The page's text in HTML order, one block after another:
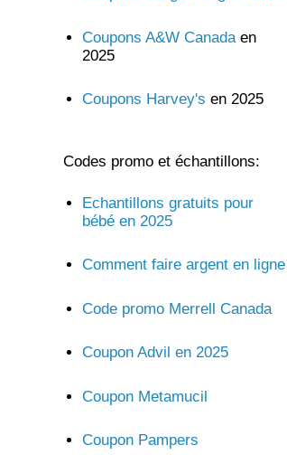
Coupons A&W Canada en
2025
Coupons Harvey's en 2025
Codes promo et échantillons:
Echantillons gratuits pour
bébé en 2025
Comment faire argent en ligne
Code promo Merrell Canada
Coupon Advil en 2025
Coupon Metamucil
Coupon Pampers